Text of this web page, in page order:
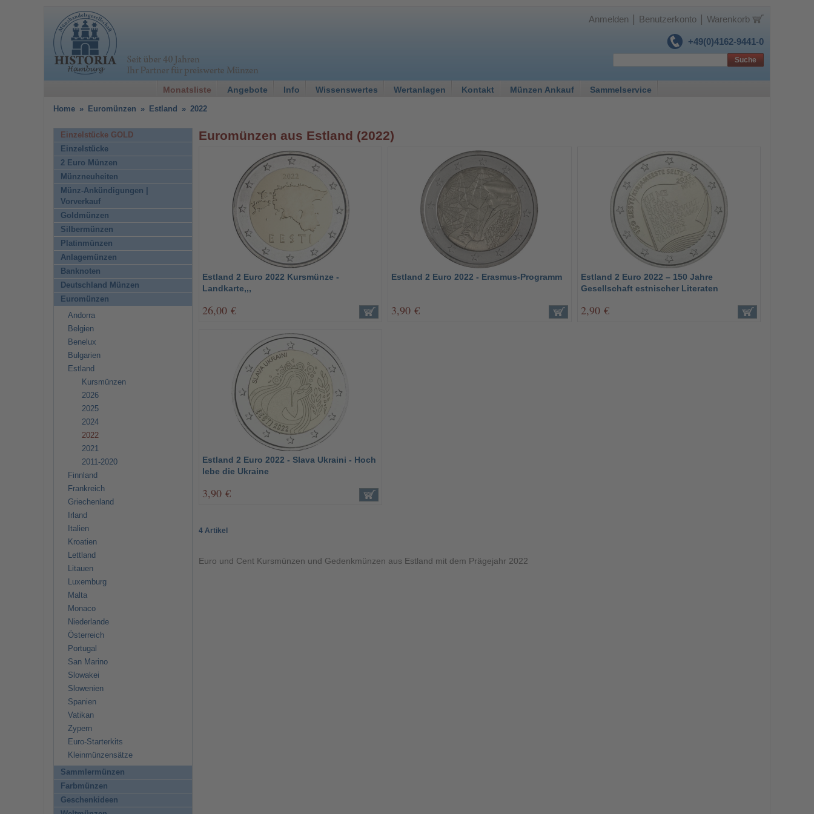
+49(0)4162-9441-0
Anmelden Benutzerkonto Warenkorb
Monatsliste Angebote Info Wissenswertes Wertanlagen Kontakt Münzen Ankauf Sammelservice
Suche
Home » Euromünzen » Estland » 2022
Euromünzen aus Estland (2022)
Estland 2 Euro 2022 Kursmünze -
Landkarte,,,
26,00 €
Estland 2 Euro 2022 - Erasmus-Programm
3,90 €
Estland 2 Euro 2022 – 150 Jahre
Gesellschaft estnischer Literaten
2,90 €
Estland 2 Euro 2022 - Slava Ukraini - Hoch
lebe die Ukraine
3,90 €
4 Artikel
Euro und Cent Kursmünzen und Gedenkmünzen aus Estland mit dem Prägejahr 2022
Einzelstücke GOLD
Einzelstücke
2 Euro Münzen
Münzneuheiten
Münz-Ankündigungen |
Vorverkauf
Goldmünzen
Silbermünzen
Platinmünzen
Anlagemünzen
Banknoten
Deutschland Münzen
Euromünzen
Andorra
Belgien
Benelux
Bulgarien
Estland
Kursmünzen
2026
2025
2024
2022
2021
2011-2020
Finnland
Frankreich
Griechenland
Irland
Italien
Kroatien
Lettland
Litauen
Luxemburg
Malta
Monaco
Niederlande
Österreich
Portugal
San Marino
Slowakei
Slowenien
Spanien
Vatikan
Zypern
Euro-Starterkits
Kleinmünzensätze
Sammlermünzen
Farbmünzen
Geschenkideen